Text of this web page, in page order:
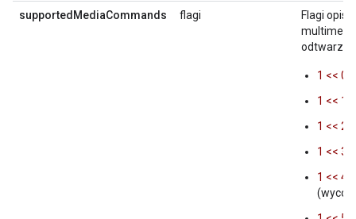
supportedMediaCommands flagi
Flagi
1 << 0
1 << 1
1 << 2
1 << 3
1 << 4